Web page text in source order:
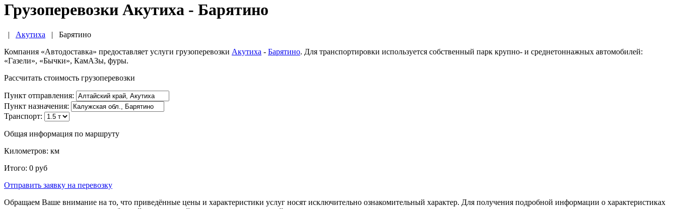
Грузоперевозки Акутиха - Барятино
| Акутиха | Барятино
Компания «Автодоставка» предоставляет услуги грузоперевозки Акутиха - Барятино. Для транспортировки используется собственный парк крупно- и среднетоннажных автомобилей:
«Газели», «Бычки», КамАЗы, фуры.
Рассчитать стоимость грузоперевозки
Пункт отправления:
Пункт назначения:
Транспорт:
Общая информация по маршруту
Километров: км
Итого: 0 руб
Отправить заявку на перевозку
Обращаем Ваше внимание на то, что приведённые цены и характеристики услуг носят исключительно ознакомительный характер. Для получения подробной информации о характеристиках